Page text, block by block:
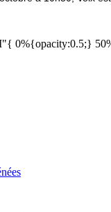
0%{opacity:0.5;}